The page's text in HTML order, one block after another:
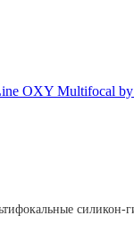
силикон-